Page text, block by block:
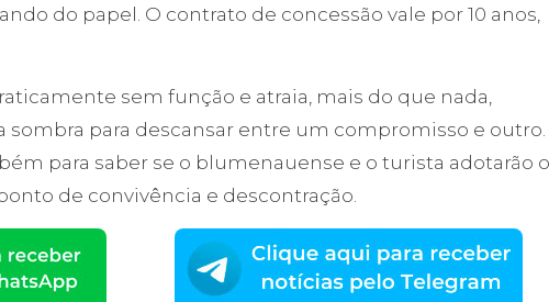
do papel. O contrato de concessão vale por 10 anos,
sem função e atraia, mais do que nada,
sombra para descansar entre um compromisso e outro.
para saber se o blumenauense e o turista adotarão o
de convivência e descontração.